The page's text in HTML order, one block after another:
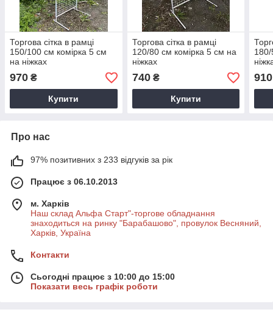
Торгова сітка в рамці
150/100 см комірка 5 см
на ніжках
970 ₴
Купити
Торгова сітка в рамці
120/80 см комірка 5 см на
ніжках
740₴
Купити
180/
910
Про нас
97% позитивних з 233 відгуків за рік
Працює з 06.10.2013
м. Харків
Наш склад Альфа Старт"-торгове обладнання
знаходиться на ринку "Барабашово", провулок Весняний,
Харків, Україна
Контакти
Сьогодні працює з 10:00 до 15:00
Показати весь графік роботи